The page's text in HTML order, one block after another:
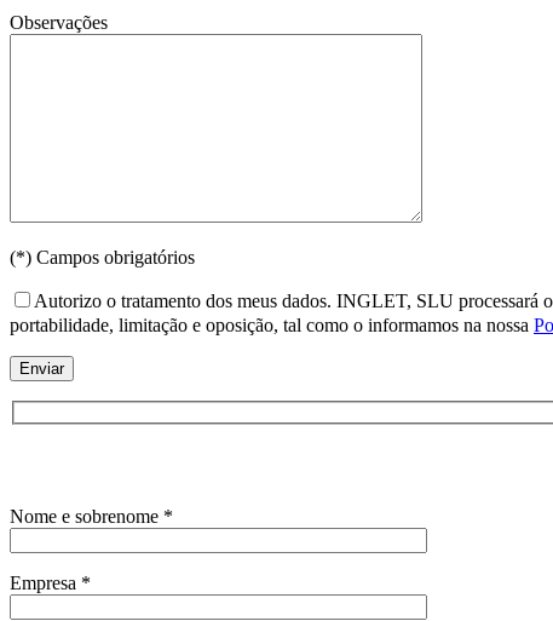
Observações
(*) Campos obrigatórios
Autorizo o tratamento dos meus dados. INGLET, SLU processará
portabilidade, limitação e oposição, tal como o informamos na nossa
Nome e sobrenome *
Empresa *